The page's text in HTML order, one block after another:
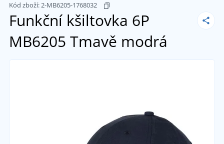
Kód zboží:2-MB6205-1768032
Funkční kšiltovka 6P
MB6205 Tmavě modrá